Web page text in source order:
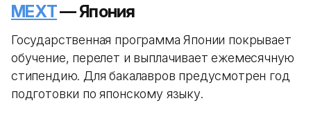
MEXT— Япония
Государственная программа Японии покрывает
обучение, перелет и выплачивает ежемесячную
стипендию. Для бакалавров предусмотрен год
подготовки по японскому языку.